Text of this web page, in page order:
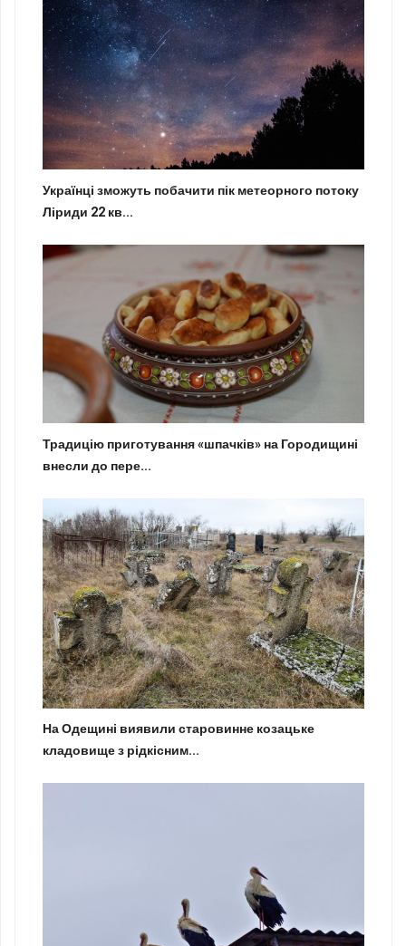
Українці зможуть побачити пік метеорного потоку
Ліриди 22 кв...
Традицію приготування «шпачків» на Городищині
внесли до пере...
На Одещині виявили старовинне козацьке
кладовище з рідкісним...